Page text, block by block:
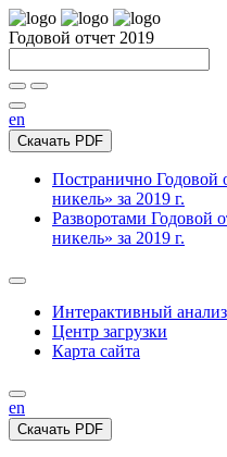
Годовой отчет 2019
en
Скачать PDF
Постранично Годовой
никель» за 2019 г.
Разворотами Годовой
никель» за 2019 г.
Интерактивный анализ
Центр загрузки
Карта сайта
en
Скачать PDF